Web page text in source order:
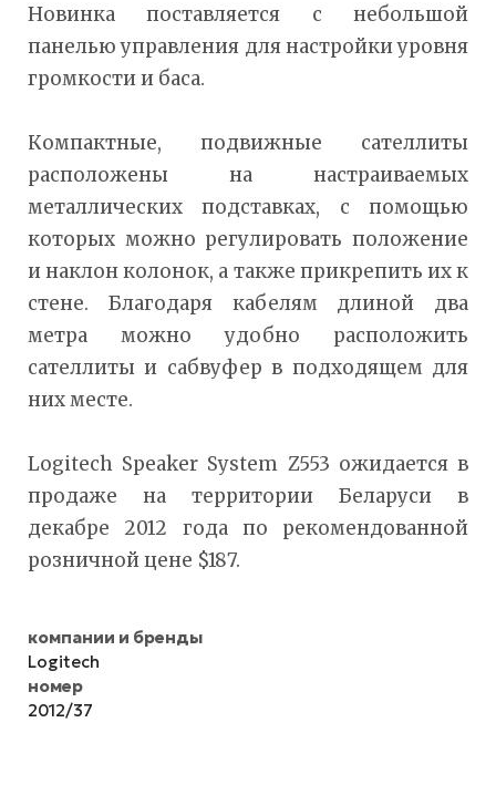
Новинка поставляется с небольшой
панелью управления для настройки уровня
громкости и баса.
Компактные, подвижные сателлиты
расположены на настраиваемых
металлических подставках, с помощью
которых можно регулировать положение
и наклон колонок, а также прикрепить их к
стене. Благодаря кабелям длиной два
метра можно удобно расположить
сателлиты и сабвуфер в подходящем для
них месте.
Logitech Speaker System Z553 ожидается в
продаже на территории Беларуси в
декабре 2012 года по рекомендованной
розничной цене $187.
компании и бренды
Logitech
номер
2012/37